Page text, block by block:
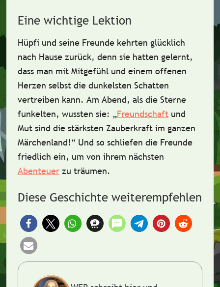
Eine wichtige Lektion
Hüpfi und seine Freunde kehrten glücklich
nach Hause zurück, denn sie hatten gelernt,
dass man mit Mitgefühlund einem offenen
Herzen selbst die dunkelsten Schatten
vertreiben kann. Am Abend, als die Sterne
funkelten, wussten sie: „Freundschaftund
Mut sind die stärksten Zauberkraft im ganzen
Märchenland!“Und so schliefen die Freunde
friedlich ein, um von ihrem nächsten
Abenteuerzu träumen.
Diese Geschichte weiterempfehlen